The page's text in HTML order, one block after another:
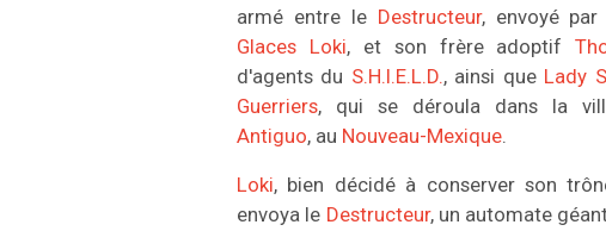
armé entre le Destructeur, envoyé par
Glaces Loki, et son frère adoptif
d'agents du S.H.I.E.L.D., ainsi que Lady
Guerriers, qui se déroula dans la
Antiguo, au Nouveau-Mexique.
Loki, bien décidé à conserver son
envoya le Destructeur, un automate